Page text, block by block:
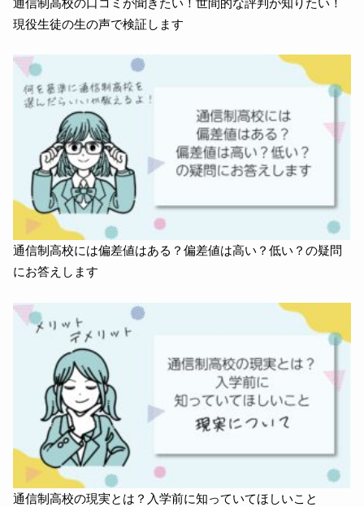
通信制高校の口コミが聞きたい！世間的な評判が知りたい！
現役生徒の生の声で検証します
通信制高校には偏差値はある？偏差値は高い？低い？の疑問
にお答えします
通信制高校の現実とは？入学前に知っていてほしいこと